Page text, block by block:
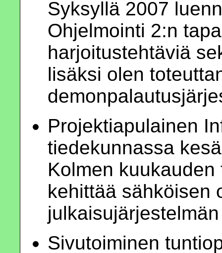
Syksyllä 2007
Ohjelmointi 2:n
harjoitustehtäviä
lisäksi olen
Projektiapulainen
tiedekunnassa
Kolmen
kehittää sähköisen
Sivutoiminen